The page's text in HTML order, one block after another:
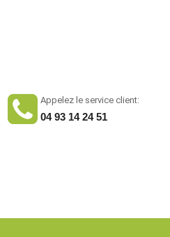
Appelez le service client:
04 93 14 24 51